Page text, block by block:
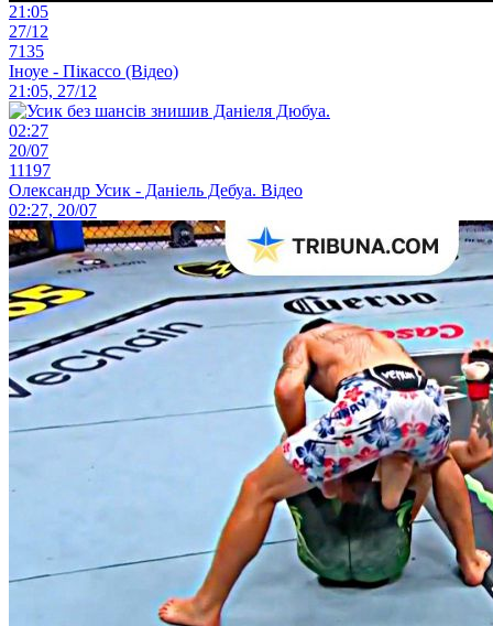
21:05
27/12
7135
Іноуе - Пікассо (Відео)
21:05, 27/12
02:27
20/07
11197
Олександр Усик - Даніель Дебуа. Відео
02:27, 20/07